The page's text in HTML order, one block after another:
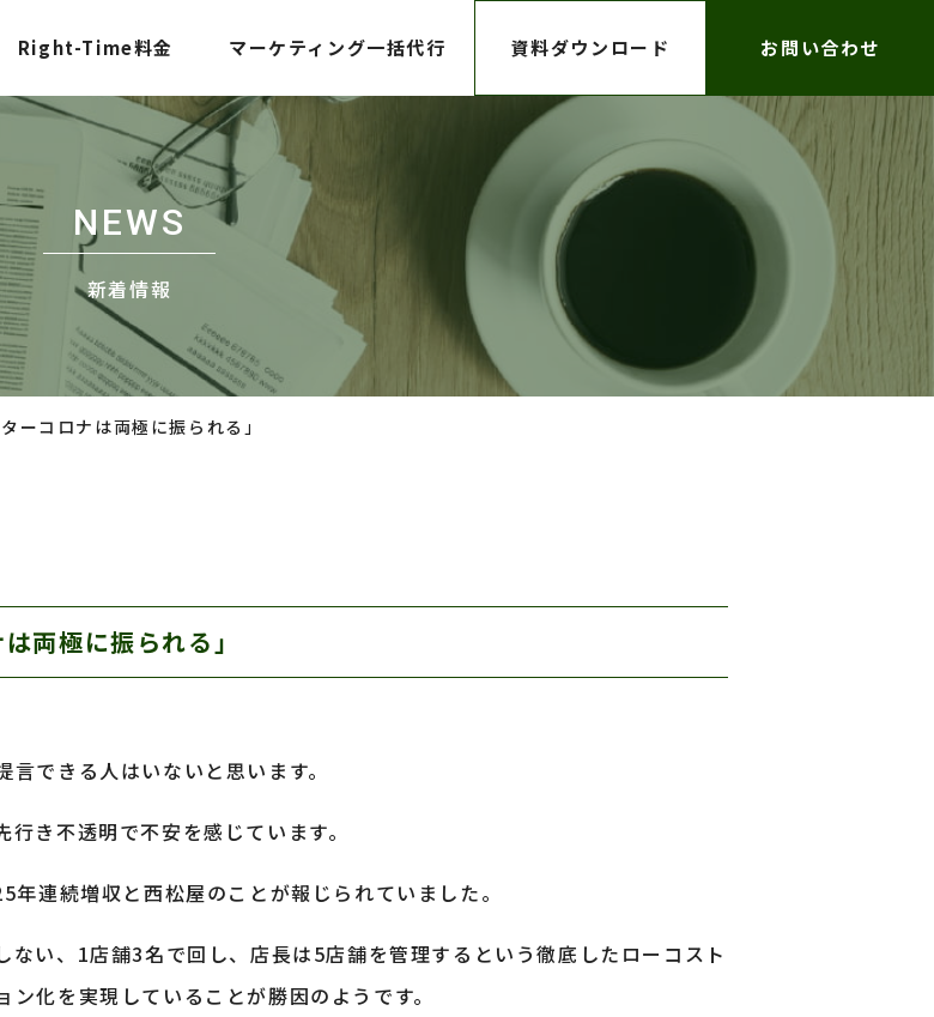
Right-Time料金 マーケティング一括代行 資料ダウンロード お問い合わせ
NEWS
新着情報
ーコロナは両極に振られる」
両極に振られる」
できる人はいないと思います。
き不透明で不安を感じています。
連続増収と西松屋のことが報じられていました。
い、1店舗3名で回し、店長は5店舗を管理するという徹底したローコスト
化を実現していることが勝因のようです。